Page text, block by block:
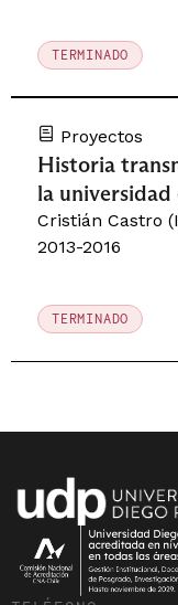
TERMINADO
Proyectos
Historia
la universidad
Cristián Castro
2013-2016
TERMINADO